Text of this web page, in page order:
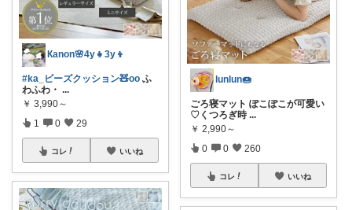
Кanon🌸4y👧3y👦
#ka_ビーズクッション🧸oo ふ
わふわ・ ...
￥ 3,990～
1 0 29
コレ いいね
lunlun🍩
ごろ寝マット ぽこぽこが可愛い
♡くつろぎ時 ...
￥ 2,990～
0 0 260
コレ いいね